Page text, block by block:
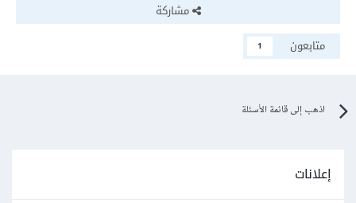
مشاركة
متابعون
1
اذهب إلى قائمة الأسئلة
إعلانات